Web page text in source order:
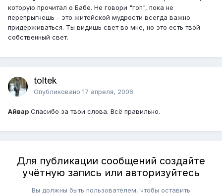
которую прочитал о Бабе. Не говори "гоп", пока не
перепрыгнешь - это житейской мудрости всегда важно
придерживаться. Ты видишь свет во мне, но это есть твой
собственный свет.
toltek
Опубликовано 17 апреля, 2006
Айвар Спасибо за твои слова. Всё правильно.
Для публикации сообщений создайте
учётную запись или авторизуйтесь
Вы должны быть пользователем, чтобы оставить